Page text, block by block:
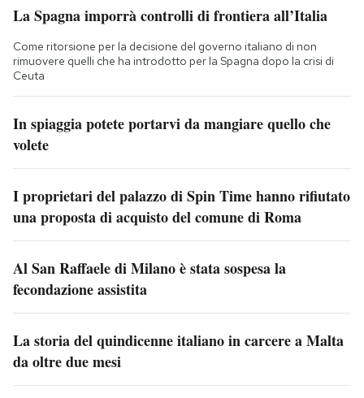
La Spagna imporrà controlli di frontiera all’Italia
Come ritorsione per la decisione del governo italiano di non
rimuovere quelli che ha introdotto per la Spagna dopo la crisi di
Ceuta
In spiaggia potete portarvi da mangiare quello che
volete
I proprietari del palazzo di Spin Time hanno rifiutato
una proposta di acquisto del comune di Roma
Al San Raffaele di Milano è stata sospesa la
fecondazione assistita
La storia del quindicenne italiano in carcere a Malta
da oltre due mesi